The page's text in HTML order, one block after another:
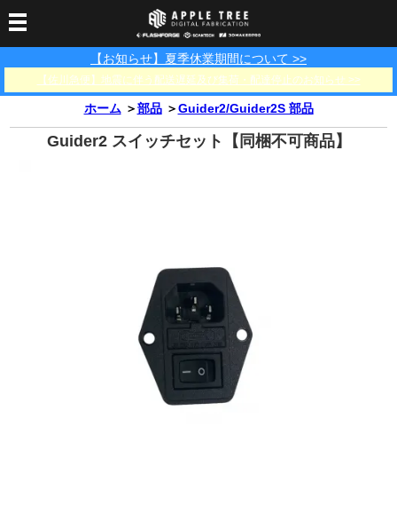
【お知らせ】夏季休業期間について >>
【佐川急便】地震に伴う配送遅延及び集荷・配達停止のお知らせ >>
3Dプリンター
3Dプリンター一覧 FLASHFORGE Bambu Lab
3Dスキャナー
SCANOLOGY 3DeVOK 3Dスキャナー消耗品
フィラメント
光造形用レジン
その他
フィラメント保管用乾
燥剤
サポート
ダウンロード
ショールーム
オフィシャルサイト
法人窓口
マイページ
ホーム ＞部品 ＞Guider2/Guider2S 部品
Guider2 スイッチセット【同梱不可商品】